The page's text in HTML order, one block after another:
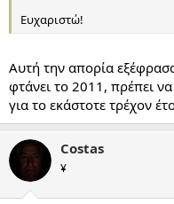
Ευχαριστώ!
Αυτή την απορία
φτάνει το 2011, πρέπει
για το εκάστοτε τρέχον
Costas
¥